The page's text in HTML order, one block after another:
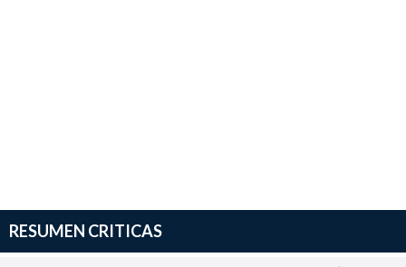
RESUMEN CRITICAS